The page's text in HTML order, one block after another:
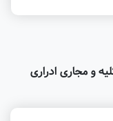
و مجاری ادراری